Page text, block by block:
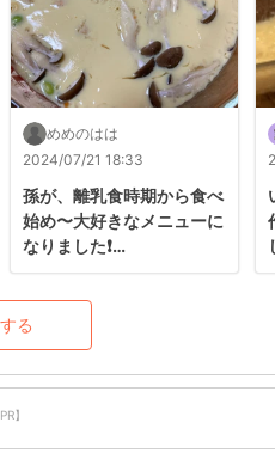
めめのはは
2024/07/21 18:33
孫が、離乳食時期から食べ
始め〜大好きなメニューに
なりました❗️
す。
夏場は冷たくして‼️
る
PR】